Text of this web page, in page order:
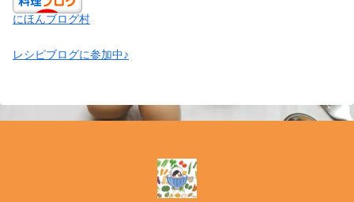
にほんブログ村
レシピブログに参加中♪